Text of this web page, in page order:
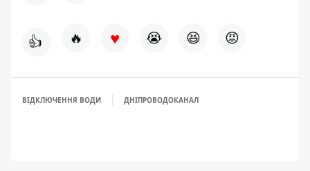
👍 🔥 ♥ 😭 😆 😡
ВІДКЛЮЧЕННЯ ВОДИ ДНІПРОВОДОКАНАЛ